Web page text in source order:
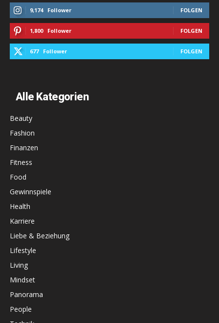
9,174 Follower FOLGEN
1,800 Follower FOLGEN
677 Follower FOLGEN
Alle Kategorien
Beauty
Fashion
Finanzen
Fitness
Food
Gewinnspiele
Health
Karriere
Liebe & Beziehung
Lifestyle
Living
Mindset
Panorama
People